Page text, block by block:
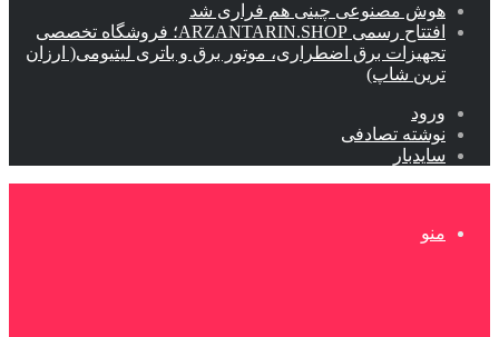
هوش مصنوعی چینی هم فراری شد
افتتاح رسمی ARZANTARIN.SHOP؛ فروشگاه تخصصی
تجهیزات برق اضطراری، موتور برق و باتری لیتیومی( ارزان
ترین شاپ)
ورود
نوشته تصادفی
سایدبار
منو